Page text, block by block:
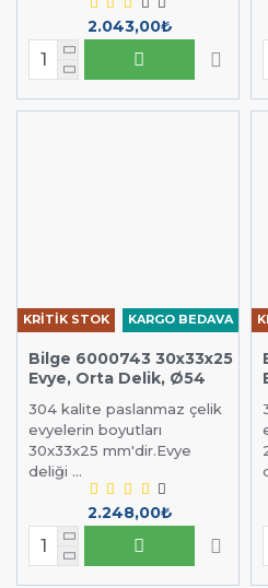
Evye Fiyatları
Endüstriyel mutfak
markalarının evye modelleri
başlayarak kapasite ve tipine
satis@eMutfak.com.tr
formumuzdan yazarak
2.043,00₺
KARGO BEDAVA
KRİTİK STOK
Bilge 6000743 30x33x25
Evye, Orta Delik, Ø54
304 kalite paslanmaz çelik
evyelerin boyutları
30x33x25 mm'dir.Evye
deliği ...
2.248,00₺